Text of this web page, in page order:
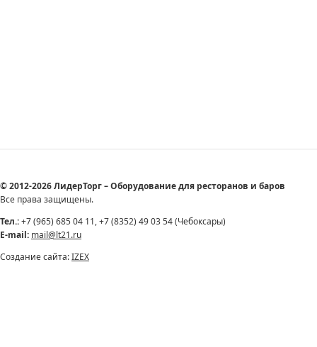
© 2012-2026 ЛидерТорг – Оборудование для ресторанов и баров
Все права защищены.
Тел.:+7 (965) 685 04 11, +7 (8352) 49 03 54 (Чебоксары)
E-mail: mail@lt21.ru
Создание сайта:IZEX